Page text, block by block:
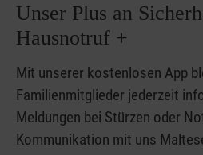
Unser Plus an
Hausnotruf +
Mit unserer kostenlosen App
Familienmitglieder jederzeit
Meldungen bei Stürzen oder
Kommunikation mit uns